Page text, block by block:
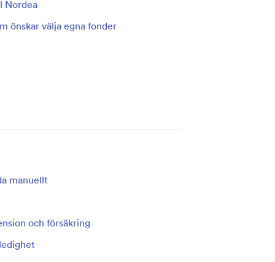
Nordea
önskar välja egna fonder
manuellt
och försäkring